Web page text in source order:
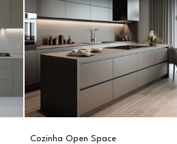
Cozinha Open Space